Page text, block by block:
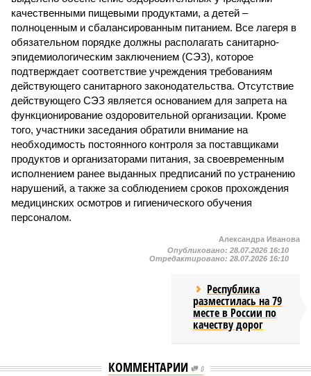
качественными пищевыми продуктами, а детей –
полноценным и сбалансированным питанием. Все лагеря в
обязательном порядке должны располагать санитарно-
эпидемиологическим заключением (СЭЗ), которое
подтверждает соответствие учреждения требованиям
действующего санитарного законодательства. Отсутствие
действующего СЭЗ является основанием для запрета на
функционирование оздоровительной организации. Кроме
того, участники заседания обратили внимание на
необходимость постоянного контроля за поставщиками
продуктов и организаторами питания, за своевременным
исполнением ранее выданных предписаний по устранению
нарушений, а также за соблюдением сроков прохождения
медицинских осмотров и гигиенического обучения
персоналом.
Александра Иванова
Опубликовано: 28.07.2026 16:10
Отредактировано: 28.07.2026 16:10
Республика
разместилась на 79
месте в России по
качеству дорог
КОММЕНТАРИИ 0